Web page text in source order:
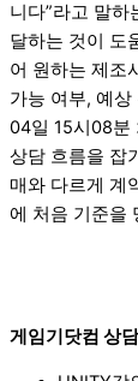
니다”라고 말
달하는 것이 도
어 원하는 제조
가능 여부, 예
04일 15시08분
상담 흐름을 잡
매와 다르게 계
에 처음 기준을
게임기닷컴 상